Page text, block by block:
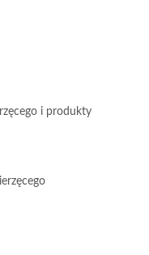
i produkty